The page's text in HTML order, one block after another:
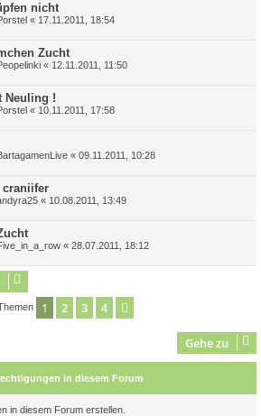
nicht
« 17.11.2011, 18:54
Zucht
« 12.11.2011, 11:50
Neuling !
« 10.11.2011, 17:58
« 09.11.2011, 10:28
craniifer
« 10.08.2011, 13:49
« 28.07.2011, 18:12
1 2 3 4
Gehe zu
in diesem Forum
in diesem Forum erstellen.